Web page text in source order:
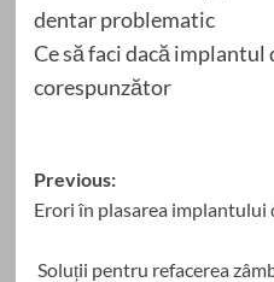
dentar problematic
Ce să faci dacă implantul
corespunzător
Post
navigation
Previous:
Erori în plasarea
Soluții pentru refacerea